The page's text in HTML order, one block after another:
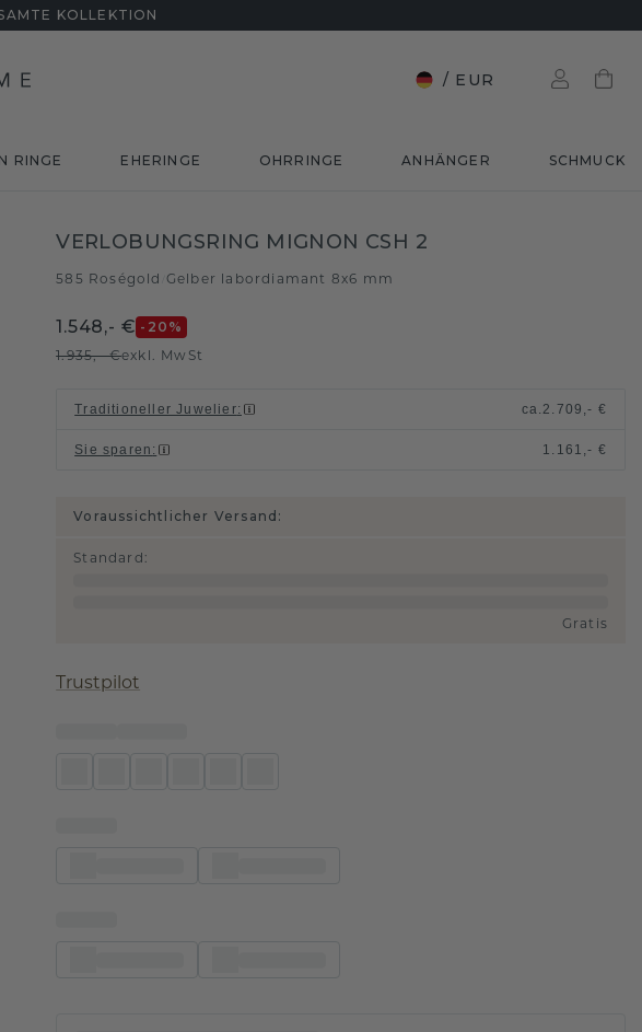
KOLLEKTION
/ EUR
RINGE EHERINGE OHRRINGE ANHÄNGER SCHMUCK
VERLOBUNGSRING MIGNON CSH 2
585 Roségold Gelber labordiamant 8x6 mm
1.548,- € -20 %
1.935,- €exkl. MwSt
Traditioneller Juwelier: ca.2.709,- €
Sie sparen : 1.161,- €
Voraussichtlicher Versand:
Standard :
Gratis
Trustpilot